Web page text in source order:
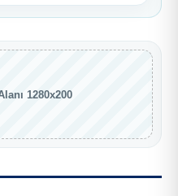
1280x200